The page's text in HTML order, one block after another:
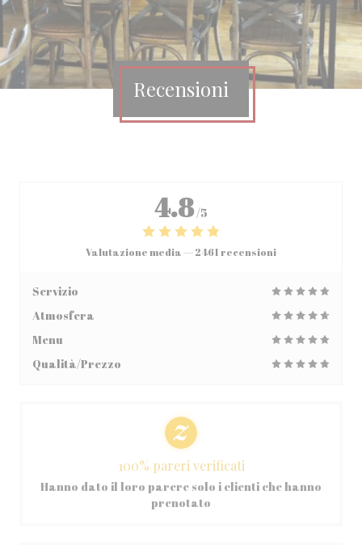
Recensioni
4.8/5
Valutazione media —2461 recensioni
Servizio
Atmosfera
Menu
Qualità/Prezzo
100% pareri verificati
Hanno dato il loro parere solo i clienti che hanno
prenotato